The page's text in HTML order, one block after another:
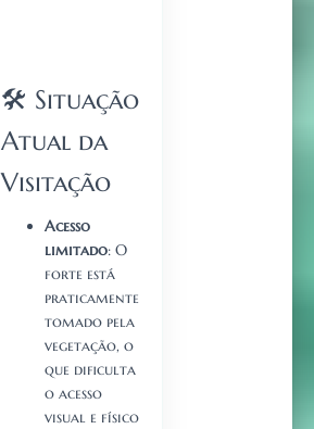
🛠️ Situação
Atual da
Visitação
Acesso
limitado: O
forte está
praticamente
tomado pela
vegetação, o
que dificulta
o acesso
visual e físico